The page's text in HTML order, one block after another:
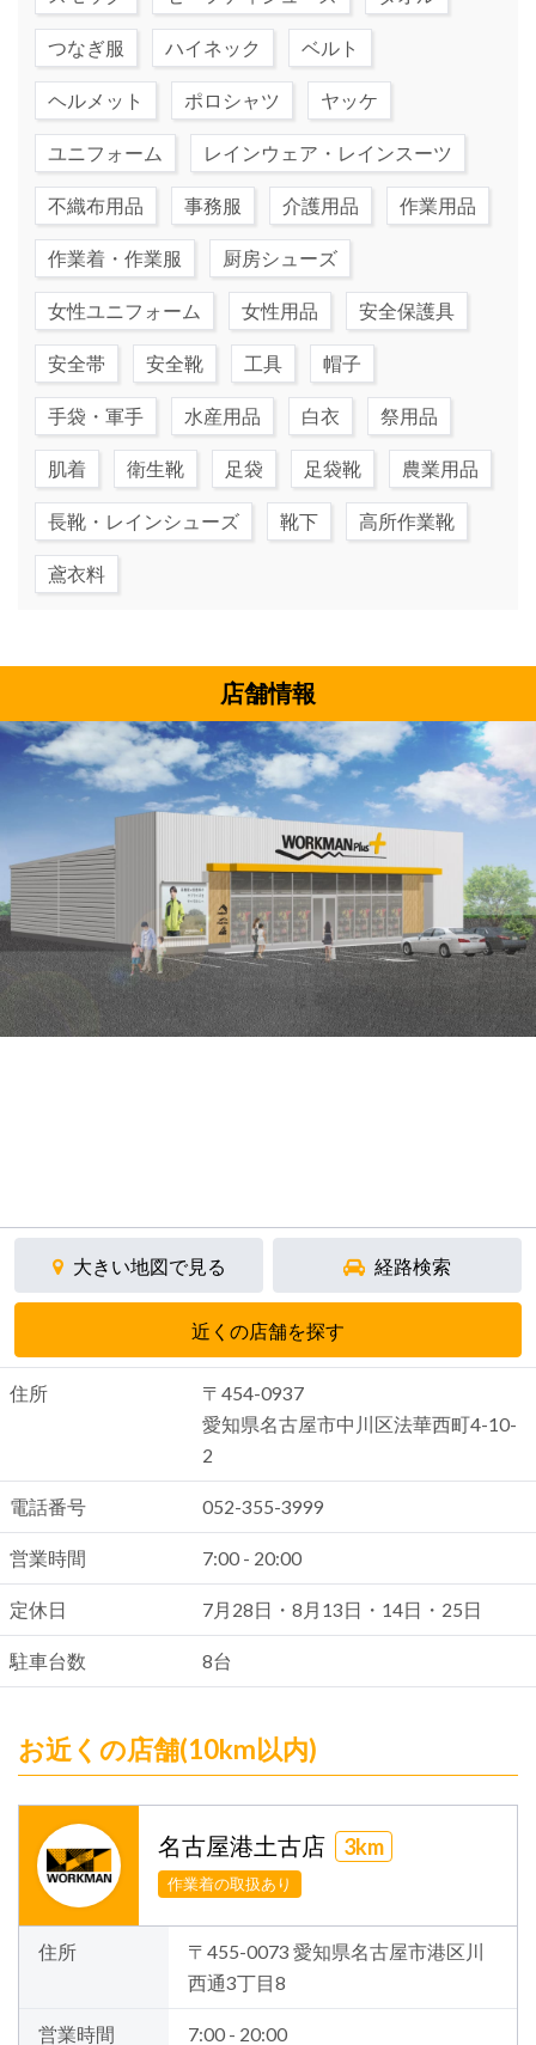
つなぎ服 ハイネック ベルト
ヘルメット ポロシャツ ヤッケ
ユニフォーム レインウェア・レインスーツ
不織布用品 事務服 介護用品 作業用品
作業着・作業服 厨房シューズ
女性ユニフォーム 女性用品 安全保護具
安全帯 安全靴 工具 帽子
手袋・軍手 水産用品 白衣 祭用品
肌着 衛生靴 足袋 足袋靴 農業用品
長靴・レインシューズ 靴下 高所作業靴
鳶衣料
店舗情報
大きい地図で見る 経路検索
近くの店舗を探す
住所
〒454-0937
愛知県名古屋市中川区法華西町4-10-
2
電話番号 052-355-3999
営業時間 7:00 - 20:00
定休日 7月28日・8月13日・14日・25日
駐車台数 8台
お近くの店舗(10km以内)
名古屋港土古店 3km
作業着の取扱あり
住所
〒455-0073 愛知県名古屋市港区川
西通3丁目8
営業時間 7:00 - 20:00